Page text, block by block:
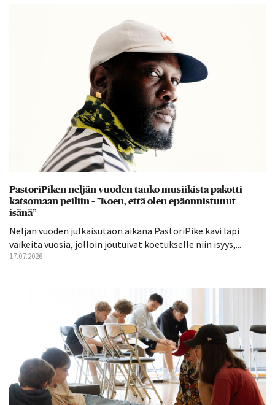
PastoriPiken neljän vuoden tauko musiikista pakotti
katsomaan peiliin – ”Koen, että olen epäonnistunut
isänä”
Neljän vuoden julkaisutaon aikana PastoriPike kävi läpi
vaikeita vuosia, jolloin joutuivat koetukselle niin isyys,...
17.07.2026